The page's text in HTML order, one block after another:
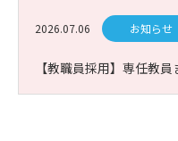
2026.07.06 お知らせ
【教職員採用】専任教